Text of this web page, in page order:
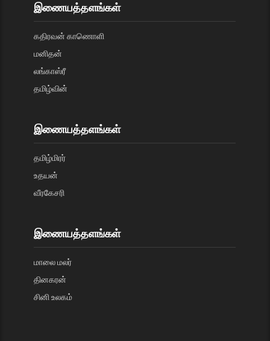
இணையத்தளங்கள்
கதிரவன் காணொளி
மனிதன்
லங்காஸ்ரீ
தமிழ்வின்
இணையத்தளங்கள்
தமிழ்மிரர்
உதயன்
வீரகேசரி
இணையத்தளங்கள்
மாலை மலர்
தினகரன்
சினி உலகம்